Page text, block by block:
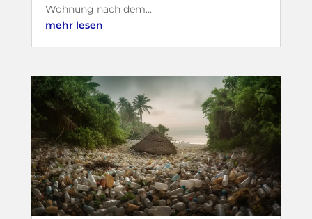
Wohnung nach dem...
mehr lesen